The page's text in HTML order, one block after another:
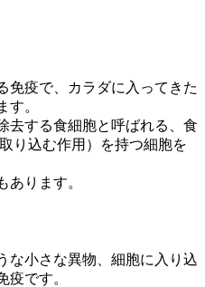
免疫で、カラダに入ってきた
す。
去する食細胞と呼ばれる、食
り込む作用）を持つ細胞を
あります。
な小さな異物、細胞に入り込
疫です。